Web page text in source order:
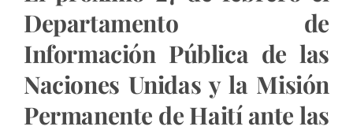
Departamento de
Información Pública de las
Naciones Unidas y la Misión
Permanente de Haití ante las